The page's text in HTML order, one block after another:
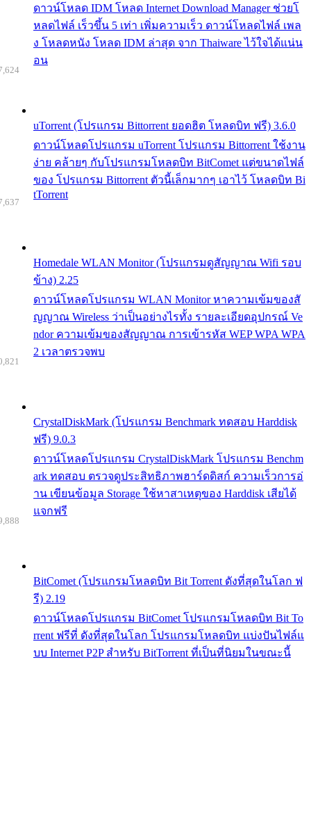
ดาวน์โหลด IDM โหลด Internet Download Manager ช่วยโ
หลดไฟล์ เร็วขึ้น 5 เท่า เพิ่มความเร็ว ดาวน์โหลดไฟล์ เพล
ง โหลดหนัง โหลด IDM ล่าสุด จาก Thaiware ไว้ใจได้แน่น
อน
uTorrent (โปรแกรม Bittorrent ยอดฮิต โหลดบิท ฟรี) 3.6.0
ดาวน์โหลดโปรแกรม uTorrent โปรแกรม Bittorrent ใช้งาน
ง่าย คล้ายๆ กับโปรแกรมโหลดบิท BitComet แต่ขนาดไฟล์
ของ โปรแกรม Bittorrent ตัวนี้เล็กมากๆ เอาไว้ โหลดบิท Bi
tTorrent
Homedale WLAN Monitor (โปรแกรมดูสัญญาณ Wifi รอบ
ข้าง) 2.25
ดาวน์โหลดโปรแกรม WLAN Monitor หาความเข้มของสั
ญญาณ Wireless ว่าเป็นอย่างไรทั้ง รายละเอียดอุปกรณ์ Ve
ndor ความเข้มของสัญญาณ การเข้ารหัส WEP WPA WPA
2 เวลาตรวจพบ
CrystalDiskMark (โปรแกรม Benchmark ทดสอบ Harddisk
ฟรี) 9.0.3
ดาวน์โหลดโปรแกรม CrystalDiskMark โปรแกรม Benchm
ark ทดสอบ ตรวจดูประสิทธิภาพฮาร์ดดิสก์ ความเร็วการอ่
าน เขียนข้อมูล Storage ใช้หาสาเหตุของ Harddisk เสียได้
แจกฟรี
BitComet (โปรแกรมโหลดบิท Bit Torrent ดังที่สุดในโลก ฟ
รี) 2.19
ดาวน์โหลดโปรแกรม BitComet โปรแกรมโหลดบิท Bit To
rrent ฟรีที่ ดังที่สุดในโลก โปรแกรมโหลดบิท แบ่งปันไฟล์แ
บบ Internet P2P สำหรับ BitTorrent ที่เป็นที่นิยมในขณะนี้